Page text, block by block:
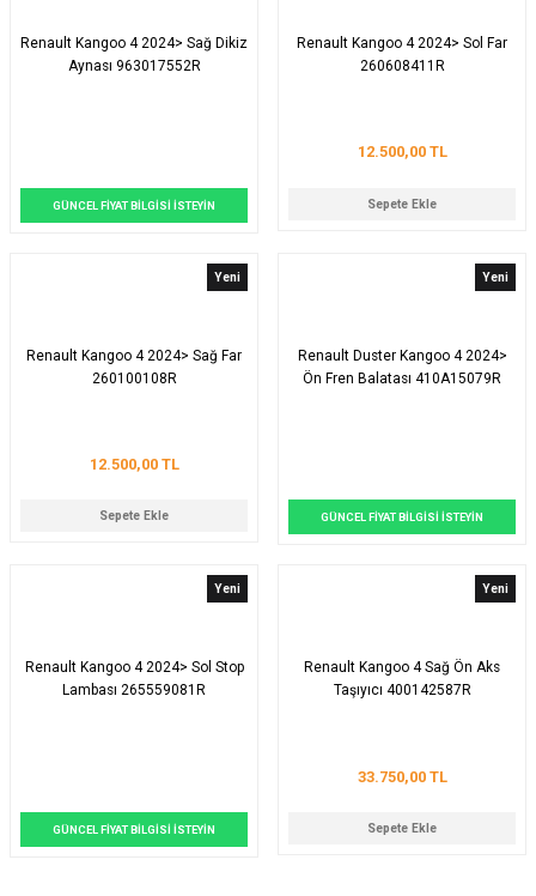
Renault Kangoo 4 2024> Sağ Dikiz
Aynası 963017552R
GÜNCEL FİYAT BİLGİSİ İSTEYİN
Renault Kangoo 4 2024> Sol Far
260608411R
12.500,00 TL
Sepete Ekle
Yeni
Renault Kangoo 4 2024> Sağ Far
260100108R
12.500,00 TL
Sepete Ekle
Yeni
Renault Duster Kangoo 4 2024>
Ön Fren Balatası 410A15079R
GÜNCEL FİYAT BİLGİSİ İSTEYİN
Yeni
Renault Kangoo 4 2024> Sol Stop
Lambası 265559081R
GÜNCEL FİYAT BİLGİSİ İSTEYİN
Yeni
Renault Kangoo 4 Sağ Ön Aks
Taşıyıcı 400142587R
33.750,00 TL
Sepete Ekle